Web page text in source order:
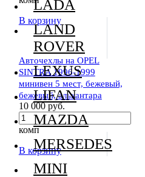
В корзину
Авточехлы на OPEL
SINTRA 1996-1999
минивен 5 мест, бежевый,
бежевый, алькантара
10 000 руб.
комп
В корзину
LADA
LAND
ROVER
LEXUS
LIFAN
MAZDA
MERSEDES
MINI